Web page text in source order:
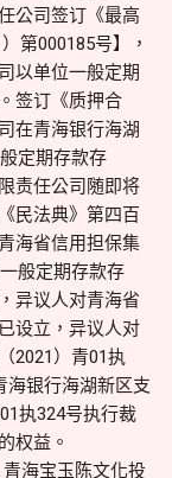
公司签订《最高
第000185号】，
以单位一般定期
签订《质押合
在青海银行海湖
定期存款存
责任公司随即将
民法典》第四百
海省信用担保集
般定期存款存
异议人对青海省
设立，异议人对
2021）青01执
海银行海湖新区支
执324号执行裁
权益。
海宝玉陈文化投